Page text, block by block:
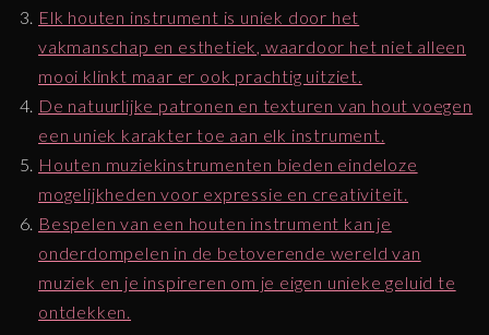
Elk houten instrument is uniek door het
vakmanschap en esthetiek, waardoor het niet alleen
mooi klinkt maar er ook prachtig uitziet.
De natuurlijke patronen en texturen van hout voegen
een uniek karakter toe aan elk instrument.
Houten muziekinstrumenten bieden eindeloze
mogelijkheden voor expressie en creativiteit.
Bespelen van een houten instrument kan je
onderdompelen in de betoverende wereld van
muziek en je inspireren om je eigen unieke geluid te
ontdekken.